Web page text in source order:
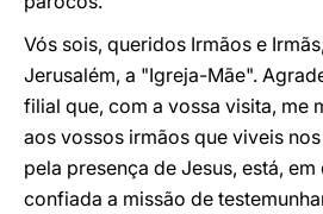
Vós sois, queridos Irmãos e
Jerusalém, a "Igreja-Mãe".
filial que, com a vossa visita, me
aos vossos irmãos que viveis
pela presença de Jesus, está,
confiada a missão de